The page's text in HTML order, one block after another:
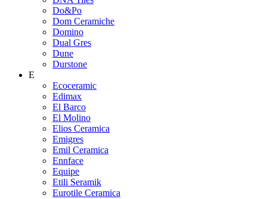
Do&Po
Dom Ceramiche
Domino
Dual Gres
Dune
Durstone
E
Ecoceramic
Edimax
El Barco
El Molino
Elios Ceramica
Emigres
Emil Ceramica
Ennface
Equipe
Etili Seramik
Eurotile Ceramica